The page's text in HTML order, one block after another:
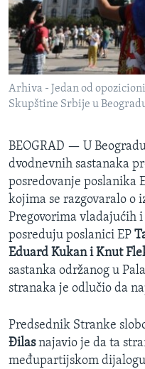
SPORT
INTERVJU
Arhiva - Jedan od
Skupštine Srbije u
BEOGRAD — U
dvodnevnih sastanaka
posredovanje poslanika
kojima se razgovaralo o
Pregovorima vladajućih
posreduju poslanici EP
Eduard Kukan i Knut
sastanka održanog u
stranaka je odlučio da
Predsednik Stranke
Đilasnajavio je da ta
međupartijskom